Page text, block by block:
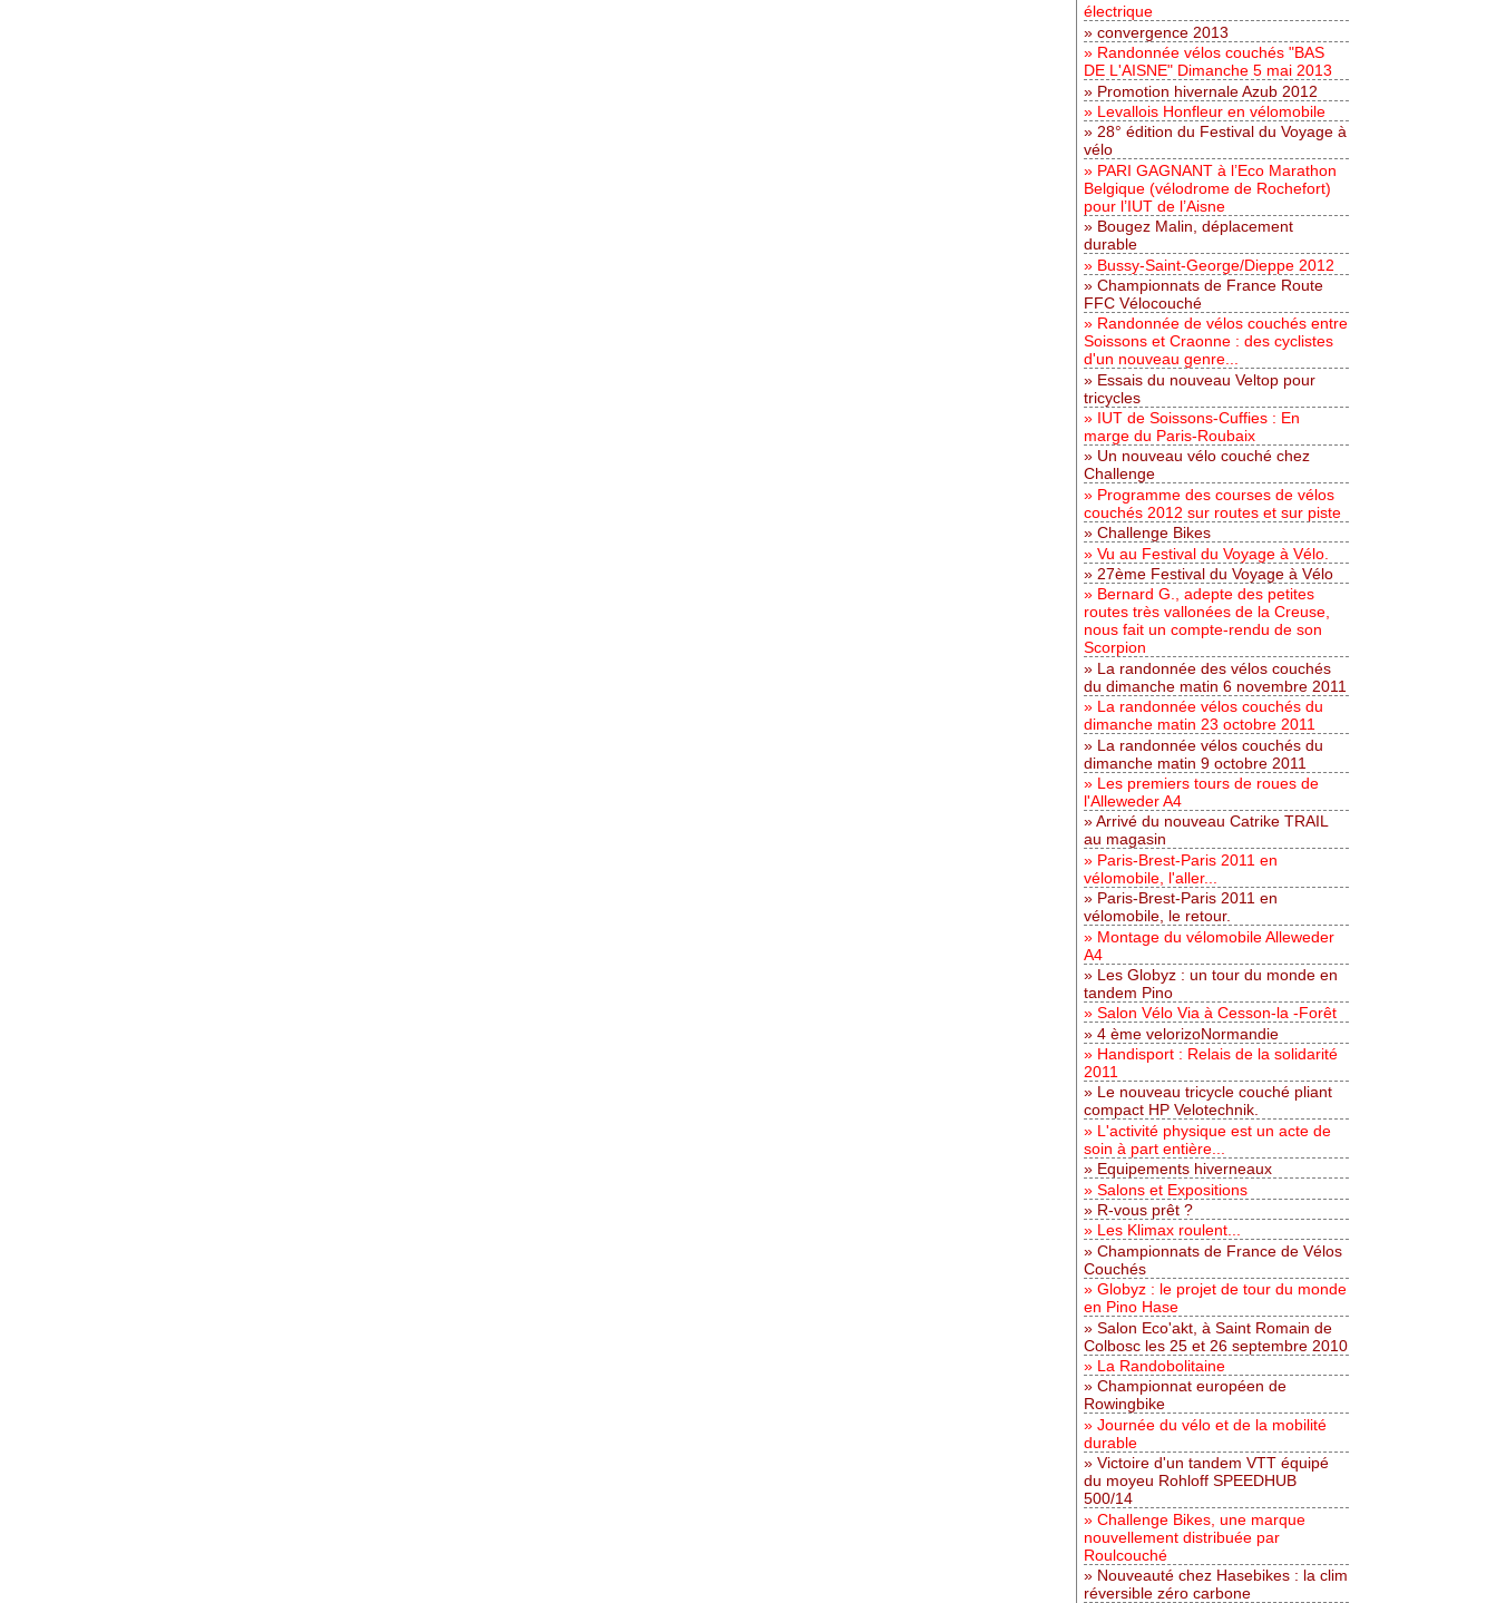
électrique
convergence 2013
Randonnée vélos couchés "BAS
DE L'AISNE" Dimanche 5 mai 2013
Promotion hivernale Azub 2012
Levallois Honfleur en vélomobile
28° édition du Festival du Voyage à
vélo
PARI GAGNANT à l’Eco Marathon
Belgique (vélodrome de Rochefort)
pour l’IUT de l’Aisne
Bougez Malin, déplacement
durable
Bussy-Saint-George/Dieppe 2012
Championnats de France Route
FFC Vélocouché
Randonnée de vélos couchés entre
Soissons et Craonne : des cyclistes
d'un nouveau genre...
Essais du nouveau Veltop pour
tricycles
IUT de Soissons-Cuffies : En
marge du Paris-Roubaix
Un nouveau vélo couché chez
Challenge
Programme des courses de vélos
couchés 2012 sur routes et sur piste
Challenge Bikes
Vu au Festival du Voyage à Vélo.
27ème Festival du Voyage à Vélo
Bernard G., adepte des petites
routes très vallonées de la Creuse,
nous fait un compte-rendu de son
Scorpion
La randonnée des vélos couchés
du dimanche matin 6 novembre 2011
La randonnée vélos couchés du
dimanche matin 23 octobre 2011
La randonnée vélos couchés du
dimanche matin 9 octobre 2011
Les premiers tours de roues de
l'Alleweder A4
Arrivé du nouveau Catrike TRAIL
au magasin
Paris-Brest-Paris 2011 en
vélomobile, l'aller...
Paris-Brest-Paris 2011 en
vélomobile, le retour.
Montage du vélomobile Alleweder
A4
Les Globyz : un tour du monde en
tandem Pino
Salon Vélo Via à Cesson-la -Forêt
4 ème velorizoNormandie
Handisport : Relais de la solidarité
2011
Le nouveau tricycle couché pliant
compact HP Velotechnik.
L'activité physique est un acte de
soin à part entière...
Equipements hiverneaux
Salons et Expositions
R-vous prêt ?
Les Klimax roulent...
Championnats de France de Vélos
Couchés
Globyz : le projet de tour du monde
en Pino Hase
Salon Eco'akt, à Saint Romain de
Colbosc les 25 et 26 septembre 2010
La Randobolitaine
Championnat européen de
Rowingbike
Journée du vélo et de la mobilité
durable
Victoire d'un tandem VTT équipé
du moyeu Rohloff SPEEDHUB
500/14
Challenge Bikes, une marque
nouvellement distribuée par
Roulcouché
Nouveauté chez Hasebikes : la clim
réversible zéro carbone